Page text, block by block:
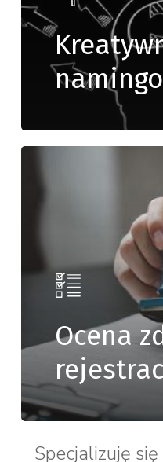
Ocena
Specjalizuję